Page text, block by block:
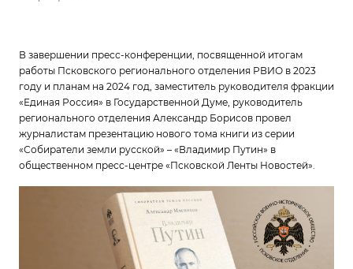
В завершении пресс-конференции, посвященной итогам
работы Псковского регионального отделения РВИО в 2023
году и планам на 2024 год, заместитель руководителя фракции
«Единая Россия» в Государственной Думе, руководитель
регионального отделения Александр Борисов провел
журналистам презентацию нового тома книги из серии
«Собиратели земли русской» – «Владимир Путин» в
общественном пресс-центре «Псковской Ленты Новостей».